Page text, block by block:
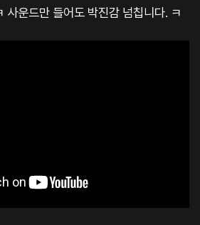
사운드만 들어도 박진감 넘칩니다. ㅋ